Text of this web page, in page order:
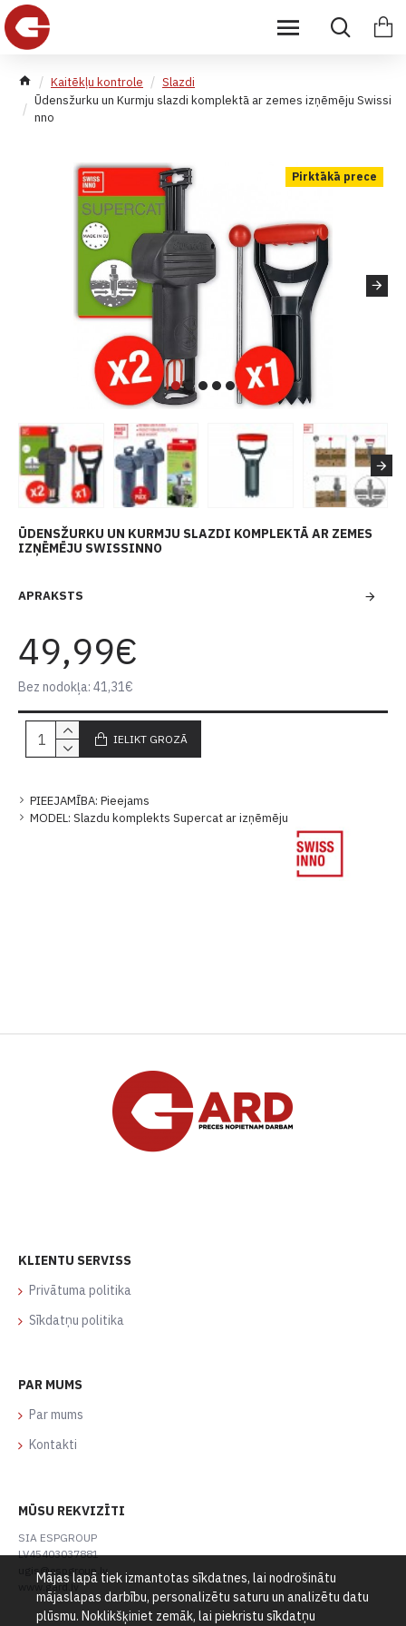
Kaitēkļu kontrole
Slazdi
Ūdensžurku un Kurmju slazdi komplektā ar zemes izņēmēju Swissi
nno
Pirktākā prece
ŪDENSŽURKU UN KURMJU SLAZDI KOMPLEKTĀ AR ZEMES
IZŅĒMĒJU SWISSINNO
APRAKSTS
PIEEJAMĪBA: Pieejams
MODEL: Slazdu komplekts Supercat ar izņēmēju
49,99€
Bez nodokļa: 41,31€
IELIKT GROZĀ
KLIENTU SERVISS
Privātuma politika
Sīkdatņu politika
PAR MUMS
Par mums
Kontakti
MŪSU REKVIZĪTI
SIA ESPGROUP
LV45403037881
ugis@espgroup.lv
www.gard.lv
Mājas lapā tiek izmantotas sīkdatnes, lai nodrošinātu
mājaslapas darbību, personalizētu saturu un analizētu datu
plūsmu. Noklikšķiniet zemāk, lai piekristu sīkdatņu